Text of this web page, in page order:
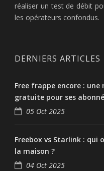
réaliser un test de débit
les opérateurs confondus.
DERNIERS ARTICLES
Free frappe encore :
gratuite pour ses
05 Oct 2025
Freebox vs Starlink : qui
la maison ?
04 Oct 2025